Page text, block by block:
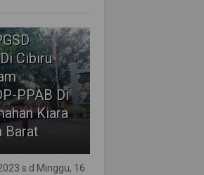
Cibiru
PPAB Di
Kiara
Barat
s.d Minggu, 16